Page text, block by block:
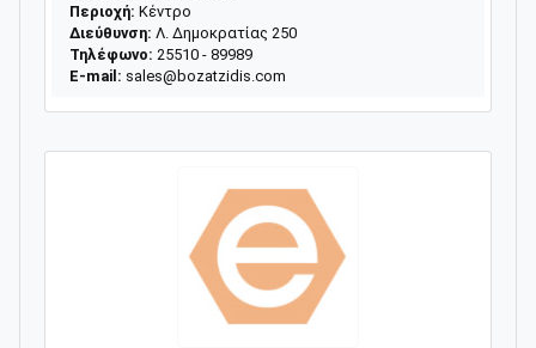
Περιοχή: Κέντρο
Διεύθυνση: Λ. Δημοκρατίας 250
Τηλέφωνο: 25510 - 89989
E-mail: sales@bozatzidis.com